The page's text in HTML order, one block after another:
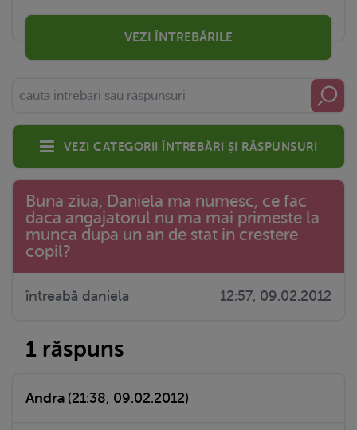
VEZI ÎNTREBĂRILE
Vezi categorii întrebări și răspunsuri
Buna ziua, Daniela ma numesc, ce fac
daca angajatorul nu ma mai primeste la
munca dupa un an de stat in crestere
copil?
întreabă daniela 12:57, 09.02.2012
1 răspuns
Andra (21:38, 09.02.2012)